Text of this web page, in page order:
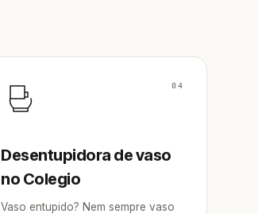
04
Desentupidora de vaso
no Colegio
Vaso entupido? Nem sempre vaso